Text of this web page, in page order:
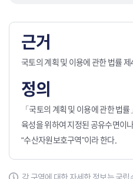
근거
국토의 계획 및 이용에 관한 법률
정의
「국토의 계획 및 이용에 관한 법
육성을 위하여 지정된 공유수면이
“수산자원보호구역”이라 한다.
각 구역에 대한 자세한 정보는 국